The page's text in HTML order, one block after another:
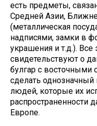
есть предметы,
Средней Азии,
(металлическая
надписями, замки в
украшения и т.д.). Все
свидетельствуют о
булгар с восточными
сделать
людей, которые их
распространенности
Европе.